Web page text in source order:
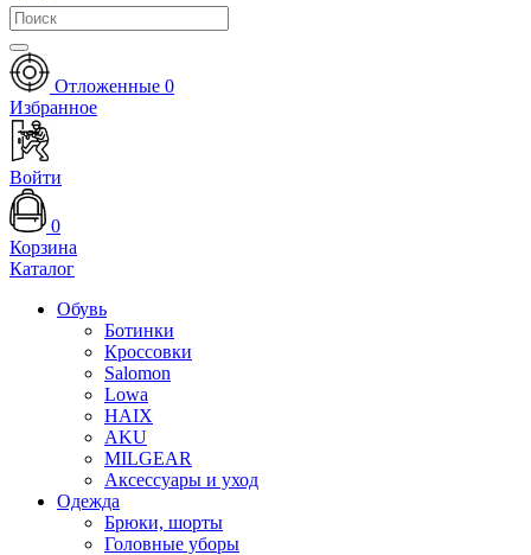
Отложенные 0
Избранное
Войти
0
Корзина
Каталог
Обувь
Ботинки
Кроссовки
Salomon
Lowa
HAIX
AKU
MILGEAR
Аксессуары и уход
Одежда
Брюки, шорты
Головные уборы